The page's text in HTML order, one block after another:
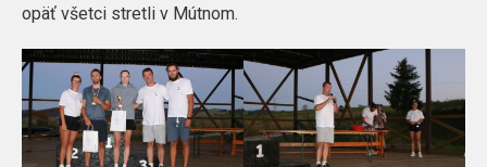
opäť všetci stretli v Mútnom.